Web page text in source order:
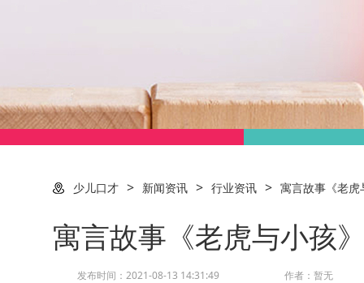
少儿口才 > 新闻资讯 > 行业资讯 > 寓言故事《老虎
寓言故事《老虎与小孩
发布时间：2021-08-13 14:31:49 作者：暂无